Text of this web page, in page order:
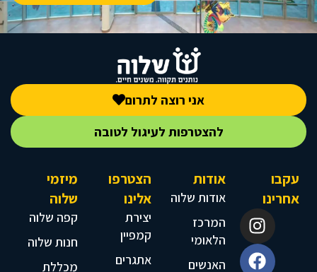
אני רוצה לתרום
להצטרפות לעיגול לטובה
עקבו
אחרינו
אודות
אודות שלוה
המרכז
הלאומי
האנשים
הצטרפו
אלינו
יצירת
קמפיין
אתגרים
מיזמי
שלוה
קפה שלוה
חנות שלוה
מכללת